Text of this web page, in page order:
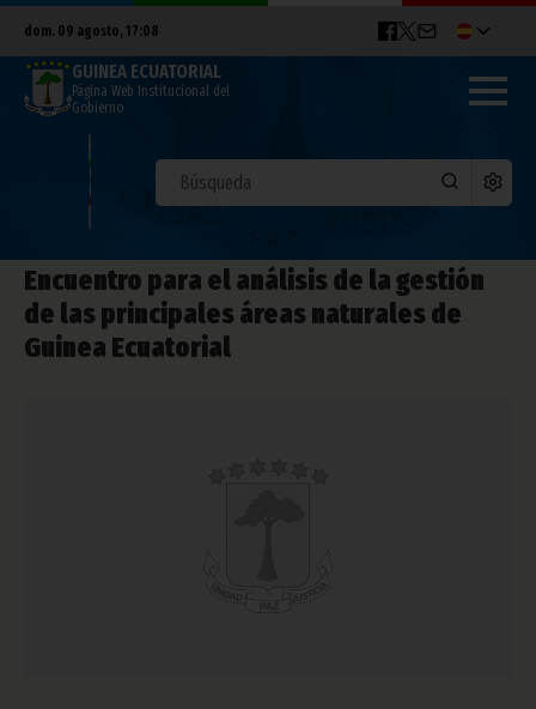
dom. 09 agosto, 17:08
GUINEA ECUATORIAL
Página Web Institucional del
Gobierno
Encuentro para el análisis de la gestión
de las principales áreas naturales de
Guinea Ecuatorial